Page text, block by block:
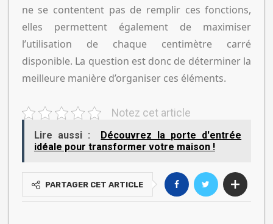
ne se contentent pas de remplir ces fonctions,
elles permettent également de maximiser
l’utilisation de chaque centimètre carré
disponible. La question est donc de déterminer la
meilleure manière d’organiser ces éléments.
Notez cet article
Lire aussi :
Découvrez la porte d'entrée
idéale pour transformer votre maison !
PARTAGER CET ARTICLE